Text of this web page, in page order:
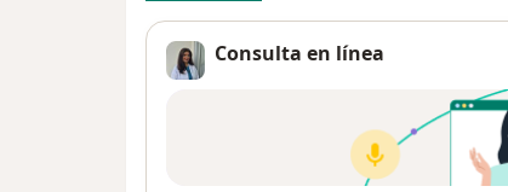
Consulta en línea